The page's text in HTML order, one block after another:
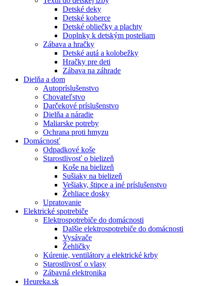
Detské deky
Detské koberce
Detské obliečky a plachty
Doplnky k detským posteliam
Zábava a hračky
Detské autá a kolobežky
Hračky pre deti
Zábava na záhrade
Dielňa a dom
Autopríslušenstvo
Chovateľstvo
Darčekové príslušenstvo
Dielňa a náradie
Maliarske potreby
Ochrana proti hmyzu
Domácnosť
Odpadkové koše
Starostlivosť o bielizeň
Koše na bielizeň
Sušiaky na bielizeň
Vešiaky, štipce a iné príslušenstvo
Žehliace dosky
Upratovanie
Elektrické spotrebiče
Elektrospotrebiče do domácnosti
Dalšie elektrospotrebiče do domácnosti
Vysávače
Žehličky
Kúrenie, ventilátory a elektrické krby
Starostlivosť o vlasy
Zábavná elektronika
Heureka.sk